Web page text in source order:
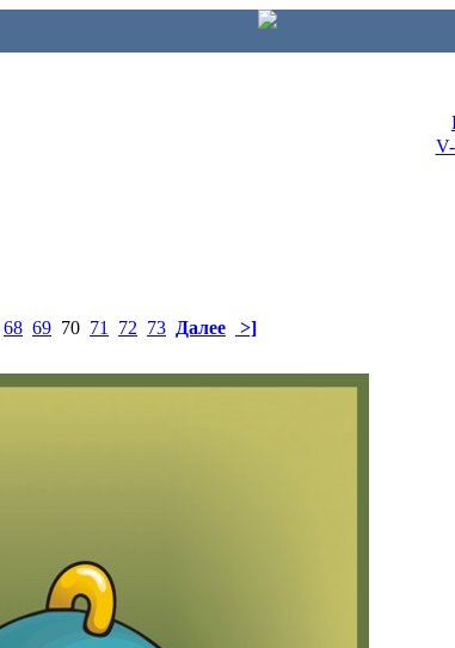
68 69 70 71 72 73 Далее >]